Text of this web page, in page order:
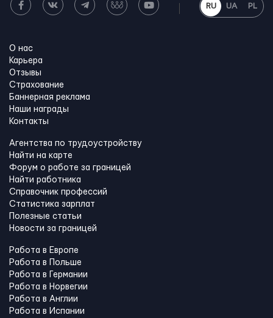
RU UA PL
О нас
Карьера
Отзывы
Страхование
Баннерная реклама
Наши награды
Контакты
Агентства по трудоустройству
Найти на карте
Форум о работе за границей
Найти работника
Справочник профессий
Статистика зарплат
Полезные статьи
Новости за границей
Работа в Европе
Работа в Польше
Работа в Германии
Работа в Норвегии
Работа в Англии
Работа в Испании